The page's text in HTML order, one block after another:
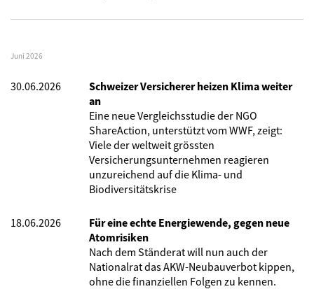
Juni 2026
30.06.2026
Schweizer Versicherer heizen Klima weiter
an
Eine neue Vergleichsstudie der NGO
ShareAction, unterstützt vom WWF, zeigt:
Viele der weltweit grössten
Versicherungsunternehmen reagieren
unzureichend auf die Klima- und
Biodiversitätskrise
18.06.2026
Für eine echte Energiewende, gegen neue
Atomrisiken
Nach dem Ständerat will nun auch der
Nationalrat das AKW-Neubauverbot kippen,
ohne die finanziellen Folgen zu kennen.